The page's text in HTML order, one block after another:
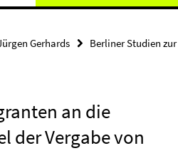
Gerhards Berliner Studien
an die
der Vergabe von